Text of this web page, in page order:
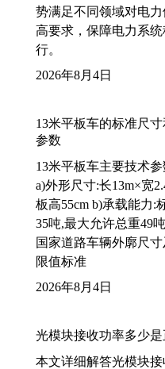
势满足不同领域对电力
高要求，保障电力系统
行。
2026年8月4日
13米平板车的标准尺
参数
13米平板车主要技术
a)外形尺寸:长13m×宽
板高55cm b)承载能力:
35吨,最大允许总重49
国家道路车辆外廓尺
限值标准
2026年8月4日
光模块接收功率多少是
本文详细解答光模块